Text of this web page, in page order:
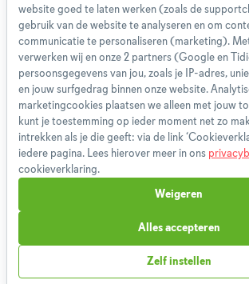
Over ons
Team
App
Blog
Disclaimer
Methodologie
Cookieverklaring
Betaalmethoden
Klachtenprocedure
website goed te laten werken (zoals de
gebruik van de website te analyseren en om
communicatie te personaliseren (marketing).
verwerken wij en onze 2 partners (Google en
persoonsgegevens van jou, zoals je IP-adres,
en jouw surfgedrag binnen onze website.
marketingcookies plaatsen we alleen met jouw
kunt je toestemming op ieder moment net zo
intrekken als je die geeft: via de link
iedere pagina. Lees hierover meer in ons
cookieverklaring.
Zelf instellen
Weigeren
Alles accepteren